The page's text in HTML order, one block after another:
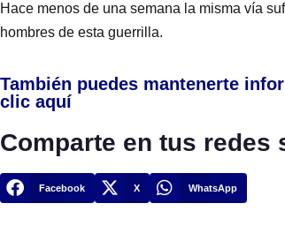
Hace menos de una semana la misma vía
hombres de esta guerrilla.
También puedes mantenerte
clic aquí
Comparte en tus redes
Facebook X WhatsApp